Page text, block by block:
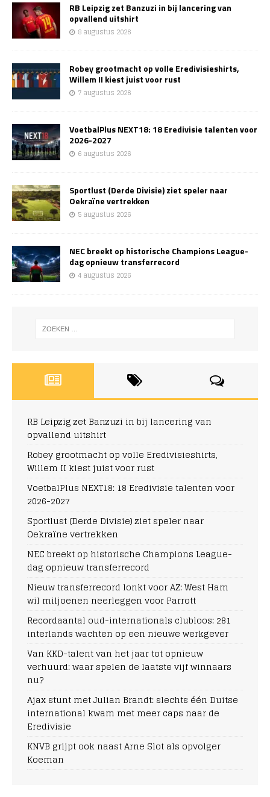
RB Leipzig zet Banzuzi in bij lancering van
opvallend uitshirt
8 augustus 2026
Robey grootmacht op volle Eredivisieshirts,
Willem II kiest juist voor rust
7 augustus 2026
VoetbalPlus NEXT18: 18 Eredivisie talenten voor
2026-2027
6 augustus 2026
Sportlust (Derde Divisie) ziet speler naar
Oekraïne vertrekken
5 augustus 2026
NEC breekt op historische Champions League-
dag opnieuw transferrecord
4 augustus 2026
RB Leipzig zet Banzuzi in bij lancering van
opvallend uitshirt
Robey grootmacht op volle Eredivisieshirts,
Willem II kiest juist voor rust
VoetbalPlus NEXT18: 18 Eredivisie talenten voor
2026-2027
Sportlust (Derde Divisie) ziet speler naar
Oekraïne vertrekken
NEC breekt op historische Champions League-
dag opnieuw transferrecord
Nieuw transferrecord lonkt voor AZ: West Ham
wil miljoenen neerleggen voor Parrott
Recordaantal oud-internationals clubloos: 281
interlands wachten op een nieuwe werkgever
Van KKD-talent van het jaar tot opnieuw
verhuurd: waar spelen de laatste vijf winnaars
nu?
Ajax stunt met Julian Brandt: slechts één Duitse
international kwam met meer caps naar de
Eredivisie
KNVB grijpt ook naast Arne Slot als opvolger
Koeman